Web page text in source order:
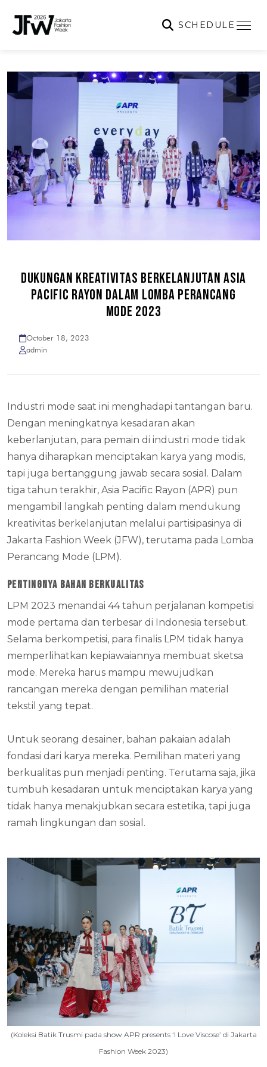
SCHEDULE
DUKUNGAN KREATIVITAS BERKELANJUTAN ASIA
PACIFIC RAYON DALAM LOMBA PERANCANG
MODE 2023
October 18, 2023
admin
Industri mode saat ini menghadapi tantangan baru.
Dengan meningkatnya kesadaran akan
keberlanjutan, para pemain di industri mode tidak
hanya diharapkan menciptakan karya yang modis,
tapi juga bertanggung jawab secara sosial. Dalam
tiga tahun terakhir, Asia Pacific Rayon (APR) pun
mengambil langkah penting dalam mendukung
kreativitas berkelanjutan melalui partisipasinya di
Jakarta Fashion Week (JFW), terutama pada Lomba
Perancang Mode (LPM).
Pentingnya Bahan Berkualitas
LPM 2023 menandai 44 tahun perjalanan kompetisi
mode pertama dan terbesar di Indonesia tersebut.
Selama berkompetisi, para finalis LPM tidak hanya
memperlihatkan kepiawaiannya membuat sketsa
mode. Mereka harus mampu mewujudkan
rancangan mereka dengan pemilihan material
tekstil yang tepat.
Untuk seorang desainer, bahan pakaian adalah
fondasi dari karya mereka. Pemilihan materi yang
berkualitas pun menjadi penting. Terutama saja, jika
tumbuh kesadaran untuk menciptakan karya yang
tidak hanya menakjubkan secara estetika, tapi juga
ramah lingkungan dan sosial.
(Koleksi Batik Trusmi pada show APR presents ‘I Love Viscose’ di Jakarta
Fashion Week 2023)